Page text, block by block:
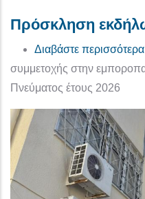
Πρόσκληση
Διαβάστε περισσότερα
συμμετοχής στην
Πνεύματος έτους 2026